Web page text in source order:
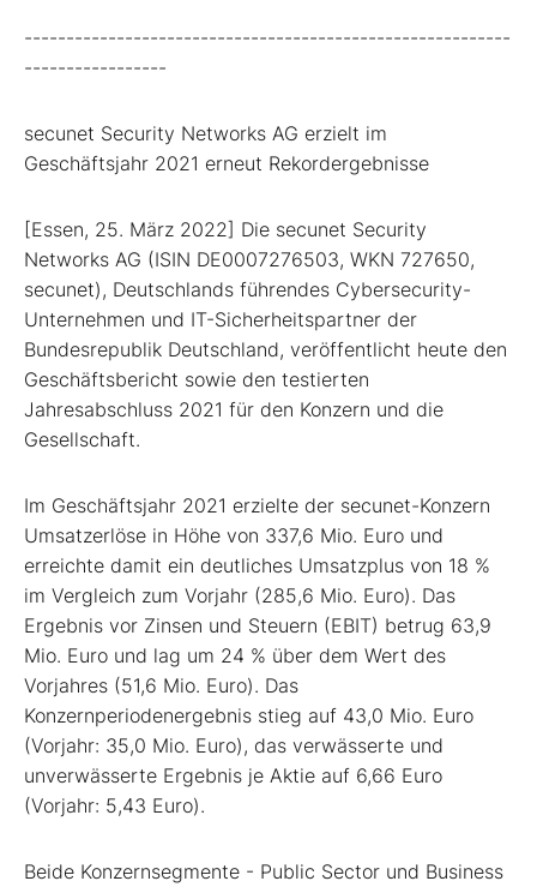
----------------------------------------------------------
-----------------
secunet Security Networks AG erzielt im
Geschäftsjahr 2021 erneut Rekordergebnisse
[Essen, 25. März 2022] Die secunet Security
Networks AG (ISIN DE0007276503, WKN 727650,
secunet), Deutschlands führendes Cybersecurity-
Unternehmen und IT-Sicherheitspartner der
Bundesrepublik Deutschland, veröffentlicht heute den
Geschäftsbericht sowie den testierten
Jahresabschluss 2021 für den Konzern und die
Gesellschaft.
Im Geschäftsjahr 2021 erzielte der secunet-Konzern
Umsatzerlöse in Höhe von 337,6 Mio. Euro und
erreichte damit ein deutliches Umsatzplus von 18 %
im Vergleich zum Vorjahr (285,6 Mio. Euro). Das
Ergebnis vor Zinsen und Steuern (EBIT) betrug 63,9
Mio. Euro und lag um 24 % über dem Wert des
Vorjahres (51,6 Mio. Euro). Das
Konzernperiodenergebnis stieg auf 43,0 Mio. Euro
(Vorjahr: 35,0 Mio. Euro), das verwässerte und
unverwässerte Ergebnis je Aktie auf 6,66 Euro
(Vorjahr: 5,43 Euro).
Beide Konzernsegmente - Public Sector und Business